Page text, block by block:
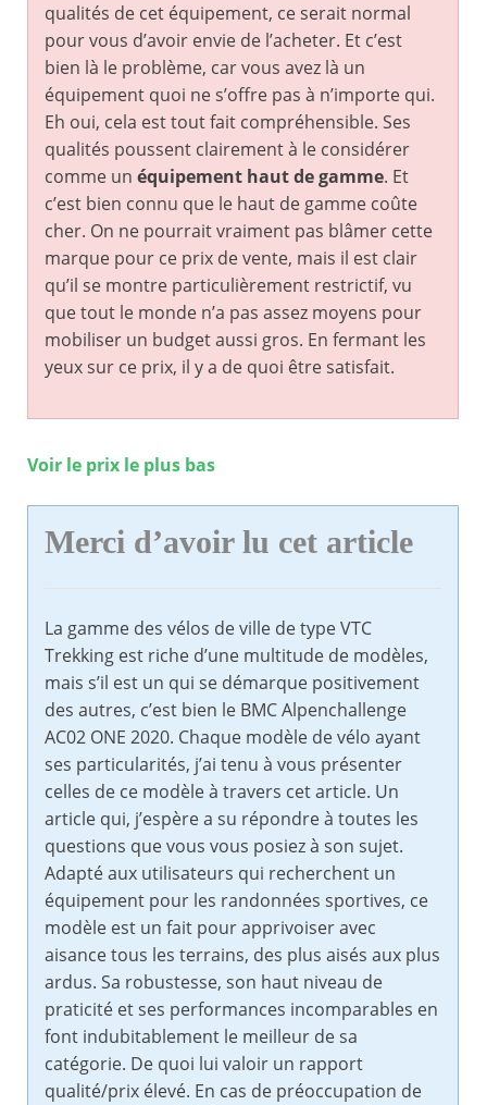
qualités de cet équipement, ce serait normal
pour vous d’avoir envie de l’acheter. Et c’est
bien là le problème, car vous avez là un
équipement quoi ne s’offre pas à n’importe qui.
Eh oui, cela est tout fait compréhensible. Ses
qualités poussent clairement à le considérer
comme un équipement haut de gamme. Et
c’est bien connu que le haut de gamme coûte
cher. On ne pourrait vraiment pas blâmer cette
marque pour ce prix de vente, mais il est clair
qu’il se montre particulièrement restrictif, vu
que tout le monde n’a pas assez moyens pour
mobiliser un budget aussi gros. En fermant les
yeux sur ce prix, il y a de quoi être satisfait.
Voir le prix le plus bas
Merci d’avoir lu cet article
La gamme des vélos de ville de type VTC
Trekking est riche d’une multitude de modèles,
mais s’il est un qui se démarque positivement
des autres, c’est bien le BMC Alpenchallenge
AC02 ONE 2020. Chaque modèle de vélo ayant
ses particularités, j’ai tenu à vous présenter
celles de ce modèle à travers cet article. Un
article qui, j’espère a su répondre à toutes les
questions que vous vous posiez à son sujet.
Adapté aux utilisateurs qui recherchent un
équipement pour les randonnées sportives, ce
modèle est un fait pour apprivoiser avec
aisance tous les terrains, des plus aisés aux plus
ardus. Sa robustesse, son haut niveau de
praticité et ses performances incomparables en
font indubitablement le meilleur de sa
catégorie. De quoi lui valoir un rapport
qualité/prix élevé. En cas de préoccupation de